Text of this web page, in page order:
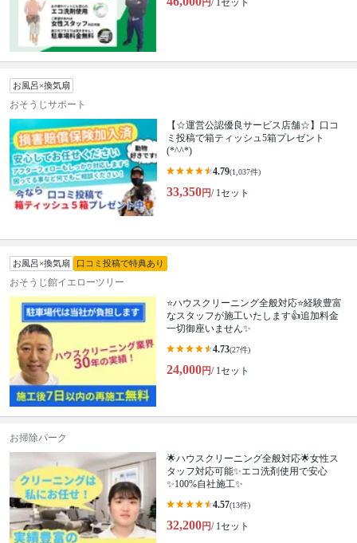
円/ 1セット
お風呂×換気扇
おそうじサポート
【☆運営公認優良サービス店舗☆】口コ
ミ投稿で箱ティッシュ5箱プレゼント
(*^^*)
4.79(1,037件)
33,350円/ 1セット
お風呂×換気扇 口コミ投稿で特典あり
おそうじ館イエローツリー
⭐ハウスクリーニング全般対応⭐経験豊富
なスタッフが施工いたします👍追加料金
一切御座いません✨
4.73(27件)
24,000円/ 1セット
お掃除パーク
🌟ハウスクリーニング全般対応🌟女性ス
タッフ対応可能✨エコ洗剤使用で安心
✨100%自社施工✨
4.57(13件)
32,200円/ 1セット